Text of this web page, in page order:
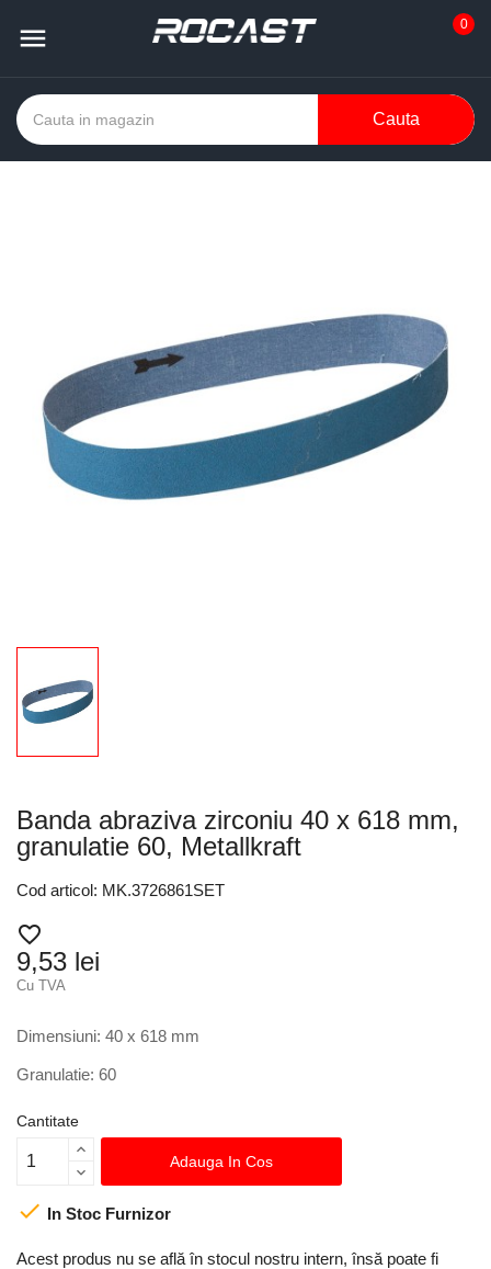
 0
Cauta
Banda abraziva zirconiu 40 x 618 mm,
granulatie 60, Metallkraft
Cod articol: MK.3726861SET
favorite_border
9,53 lei
Cu TVA
Dimensiuni: 40 x 618 mm
Granulatie: 60
Cantitate
Adauga In Cos
 In Stoc Furnizor
Acest produs nu se află în stocul nostru intern, însă poate fi